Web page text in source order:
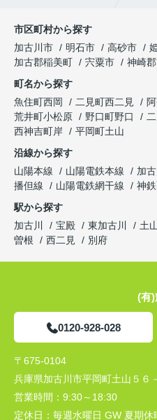
市区町村から探す
加古川市
明石市 高砂市
加古郡稲美町
宍粟市
神崎
町名から探す
魚住町西岡
二見町西二見
荒井町小松原
野口町野口
西神吉町岸
平岡町土山
沿線から探す
山陽本線
山陽電鉄本線 加
播但線
山陽電鉄網干線
神
駅から探す
加古川
宝殿 東加古川 土
曽根
西二見 別府
(有)
0120-928-028
〒675-0104
兵庫県加古川市平岡町土山５６
営業時間： 9:30～18:30
定休日： 毎週水曜日 GW 夏期